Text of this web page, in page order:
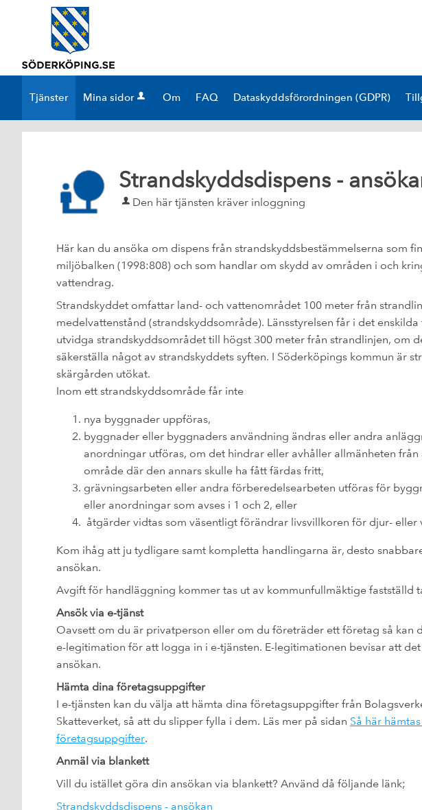
Välkommen
tjänster
kommun
Tjänster Mina sidor Om FAQ Dataskyddsförordningen (GDPR)
Strandskyddsdispens -
Den här tjänsten kräver inloggning
Här kan du ansöka om dispens från strandskyddsbestämmelserna som
miljöbalken (1998:808) och som handlar om skydd av områden i och
vattendrag.
Strandskyddet omfattar land- och vattenområdet 100 meter från
medelvattenstånd (strandskyddsområde). Länsstyrelsen får i det
utvidga strandskyddsområdet till högst 300 meter från strandlinjen, om
säkerställa något av strandskyddets syften. I Söderköpings kommun är
skärgården utökat.
Inom ett strandskyddsområde får inte
nya byggnader uppföras,
byggnader eller byggnaders användning ändras eller andra
anordningar utföras, om det hindrar eller avhåller allmänheten
område där den annars skulle ha fått färdas fritt,
grävningsarbeten eller andra förberedelsearbeten utföras för
eller anordningar som avses i 1 och 2, eller
åtgärder vidtas som väsentligt förändrar livsvillkoren för djur- eller
Kom ihåg att ju tydligare samt kompletta handlingarna är, desto
ansökan.
Avgift för handläggning kommer tas ut av kommunfullmäktige fastställd
Ansök via e-tjänst
Oavsett om du är privatperson eller om du företräder ett företag så kan
e-legitimation för att logga in i e-tjänsten. E-legitimationen bevisar att
ansökan.
Hämta dina företagsuppgifter
I e-tjänsten kan du välja att hämta dina företagsuppgifter från
Skatteverket, så att du slipper fylla i dem. Läs mer på sidan Så här
företagsuppgifter.
Anmäl via blankett
Vill du istället göra din ansökan via blankett? Använd då följande länk;
Strandskyddsdispens - ansökan